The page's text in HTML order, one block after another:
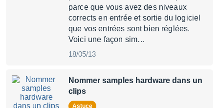
parce que vous avez des niveaux
corrects en entrée et sortie du logiciel
que vos entrées sont bien réglées.
Voici une façon sim…
18/05/13
Nommer samples hardware dans un
clips
Astuce